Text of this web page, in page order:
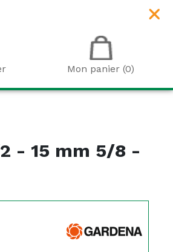
Mon panier (0)
- 15 mm 5/8 -